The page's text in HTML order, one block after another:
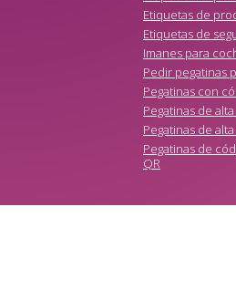
Etiquetas de
Etiquetas de
Imanes para
Pedir pegatinas
Pegatinas con
Pegatinas de
Pegatinas de
Pegatinas de
QR